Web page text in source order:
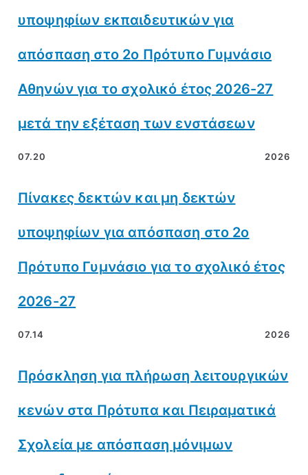
υποψηφίων εκπαιδευτικών για
απόσπαση στο 2ο Πρότυπο Γυμνάσιο
Αθηνών για το σχολικό έτος 2026-27
μετά την εξέταση των ενστάσεων
07.20 2026
Πίνακες δεκτών και μη δεκτών
υποψηφίων για απόσπαση στο 2ο
Πρότυπο Γυμνάσιο για το σχολικό έτος
2026-27
07.14 2026
Πρόσκληση για πλήρωση λειτουργικών
κενών στα Πρότυπα και Πειραματικά
Σχολεία με απόσπαση μόνιμων